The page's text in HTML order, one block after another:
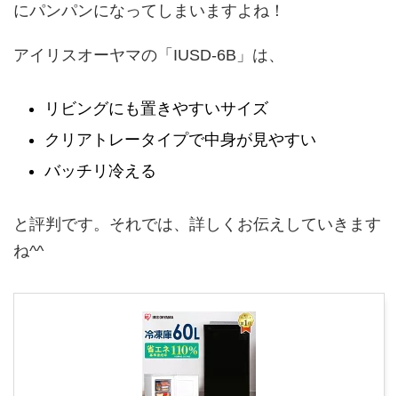
にパンパンになってしまいますよね！
アイリスオーヤマの「IUSD-6B」は、
リビングにも置きやすいサイズ
クリアトレータイプで中身が見やすい
バッチリ冷える
と評判です。それでは、詳しくお伝えしていきます
ね^^